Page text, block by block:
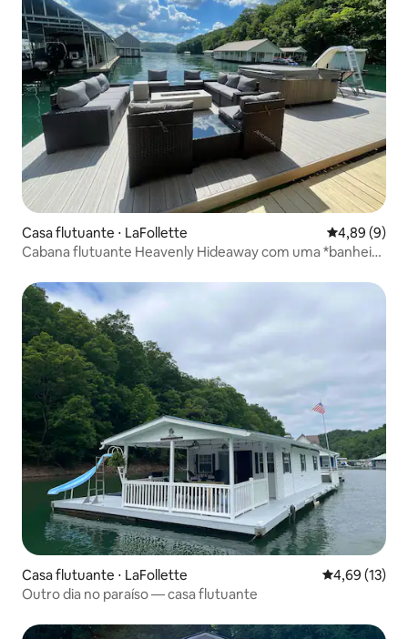
Casa flutuante ⋅ LaFollette 4,89 de uma
4,89 (9)
Cabana flutuante Heavenly Hideaway com uma *banheira
Casa flutuante ⋅ LaFollette 4,69 de uma
4,69 (13)
Outro dia no paraíso — casa flutuante